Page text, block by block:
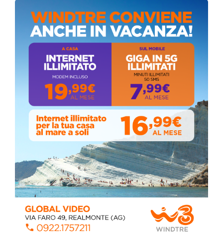
Circolo della stampa, terzo appuntamento
con il giornalista Giacinto Pipitone
Martedì, Agosto 04, 2026
📅 ESTATE MEDITERRANEA 2026 – COMUNE DI
SICULIANA
Venerdì, Luglio 24, 2026
📅 ESTATE MEDITERRANEA 2026 – COMUNE DI
SICULIANA
July 24, 2026
Siculiana, concerto del 1° Maggio 2026 in
Piazza Umberto I: arrivano I Cugini di
Campagna
April 14, 2026
SICULIANA PER I FESTEGGIAMENTI DI SAN
GIUSEPPE
March 16, 2026